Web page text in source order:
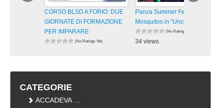
CORSO BLSD A FORIO: DUE
GIORNATE DI FORMAZIONE
PER IMPARARE
(No Ratings Yet)
Panza Summer Fest 2026. The
Mosquitos in “Unchained
(No Ratings Yet)
34 views
CATEGORIE
ACCADEVA …